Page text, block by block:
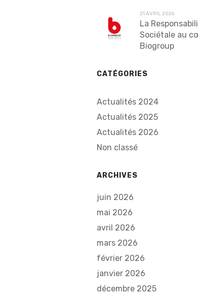
21 AVRIL 2026
La
Sociétale au
Biogroup
CATÉGORIES
Actualités 2024
Actualités 2025
Actualités 2026
Non classé
ARCHIVES
juin 2026
mai 2026
avril 2026
mars 2026
février 2026
janvier 2026
décembre 2025